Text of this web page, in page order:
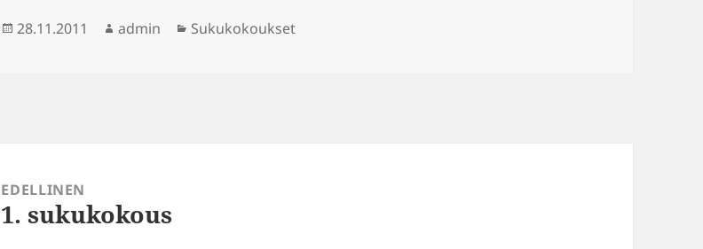
Julkaistu
28.11.2011 Kirjoittaja
admin Kategoriat
Sukukokoukset
EDELLINEN
Edellinen
1. sukukokous